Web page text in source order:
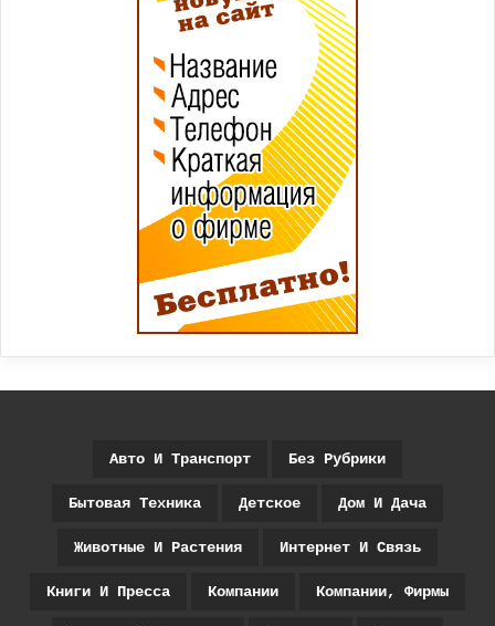
Авто И Транспорт Без Рубрики
Бытовая Техника Детское Дом И Дача
Животные И Растения Интернет И Связь
Книги И Пресса Компании Компании, Фирмы